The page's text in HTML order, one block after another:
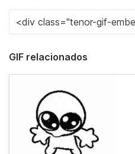
GIF relacionados